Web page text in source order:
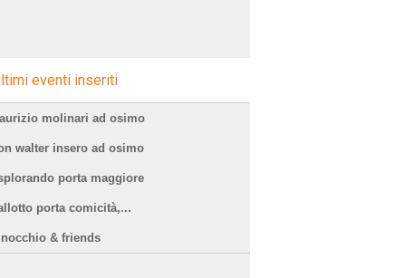
eventi inseriti
molinari ad osimo
walter insero ad osimo
porta maggiore
porta comicità,...
& friends